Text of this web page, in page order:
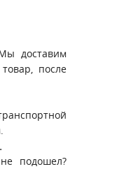
доставим
после
.
подошел?